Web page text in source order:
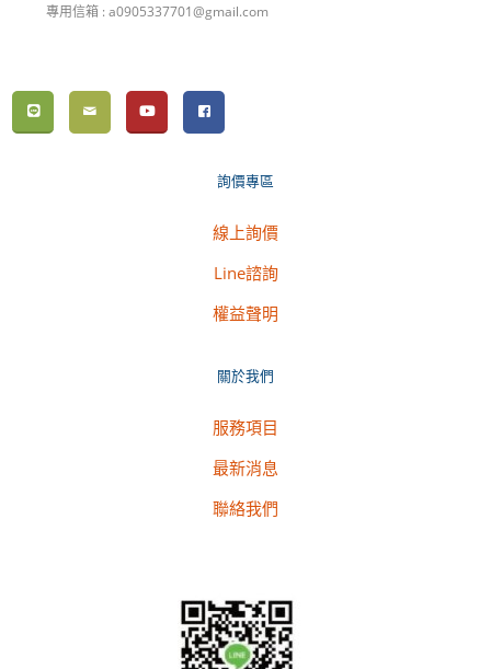
專用信箱 : a0905337701@gmail.com
詢價專區
線上詢價
Line諮詢
權益聲明
關於我們
服務項目
最新消息
聯絡我們